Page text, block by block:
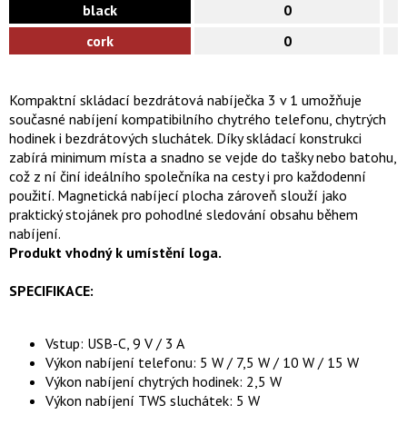
black
0
cork
0
Kompaktní skládací bezdrátová nabíječka 3 v 1 umožňuje
současné nabíjení kompatibilního chytrého telefonu, chytrých
hodinek i bezdrátových sluchátek. Díky skládací konstrukci
zabírá minimum místa a snadno se vejde do tašky nebo batohu,
což z ní činí ideálního společníka na cesty i pro každodenní
použití. Magnetická nabíjecí plocha zároveň slouží jako
praktický stojánek pro pohodlné sledování obsahu během
nabíjení.
Produkt vhodný k umístění loga.
SPECIFIKACE:
Vstup: USB-C, 9 V / 3 A
Výkon nabíjení telefonu: 5 W / 7,5 W / 10 W / 15 W
Výkon nabíjení chytrých hodinek: 2,5 W
Výkon nabíjení TWS sluchátek: 5 W